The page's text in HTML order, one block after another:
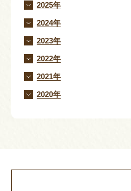
2025年
2024年
2023年
2022年
2021年
2020年